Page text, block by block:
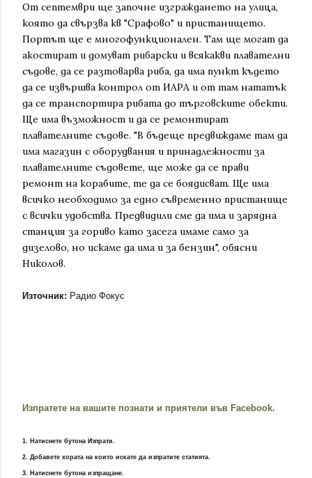
От септември ще започне изграждането на улица,
която да свързва кв "Срафово" и пристанището.
Портът ще е многофункционален. Там ще могат да
акостират и домуват рибарски и всякакви плавателни
съдове, да се разтоварва риба, да има пункт където
да се извършва контрол от ИАРА и от там нататък
да се транспортира рибата до търговските обекти.
Ще има възможност и да се ремонтират
плавателните съдове. "В бъдеще предвиждаме там да
има магазин с оборудвания и принадлежности за
плавателните съдовете, ще може да се прави
ремонт на корабите, те да се боядисват. Ще има
всичко необходимо за едно съвременно пристанище
с всички удобства. Предвидили сме да има и зарядна
станция за гориво като засега имаме само за
дизелово, но искаме да има и за бензин", обясни
Николов.
Източник: Радио Фокус
Изпратете на вашите познати и приятели във Facebook.
1. Натиснете бутона Изпрати.
2. Добавете хората на които искате да изпратите статията.
3. Натиснете бутона изпращане.